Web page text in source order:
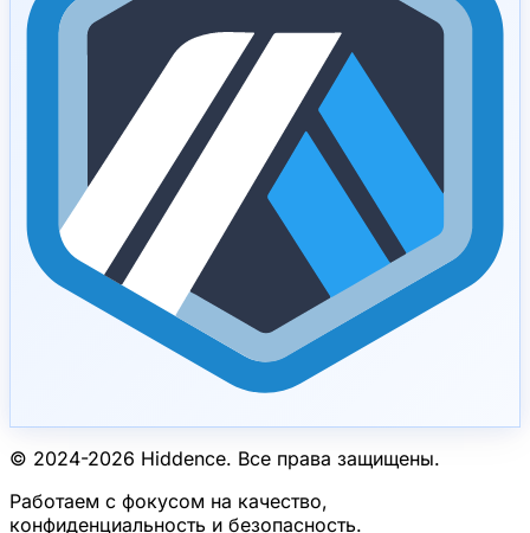
© 2024-2026 Hiddence. Все права защищены.
Работаем с фокусом на качество,
конфиденциальность и безопасность.